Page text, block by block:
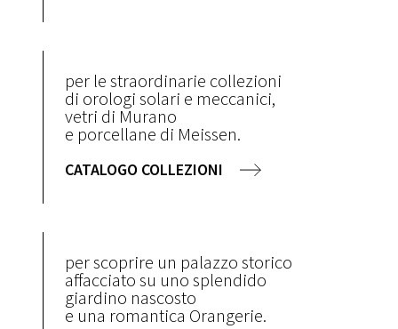
per le straordinarie collezioni
di orologi solari e meccanici,
vetri di Murano
e porcellane di Meissen.
CATALOGO COLLEZIONI
per scoprire un palazzo storico
affacciato su uno splendido
giardino nascosto
e una romantica Orangerie.